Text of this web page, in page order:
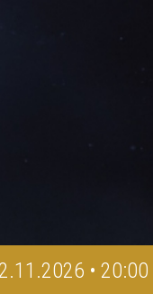
• 20:00